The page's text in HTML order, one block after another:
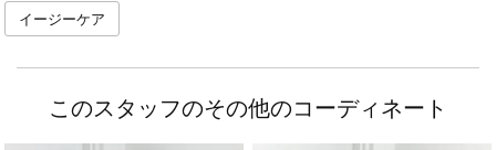
イージーケア
このスタッフのその他のコーディネート